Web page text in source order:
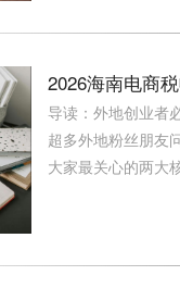
2026海南电商
导读：外地创业者
超多外地粉丝朋友
大家最关心的两大